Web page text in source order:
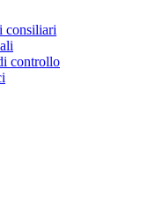
consiliari
controllo